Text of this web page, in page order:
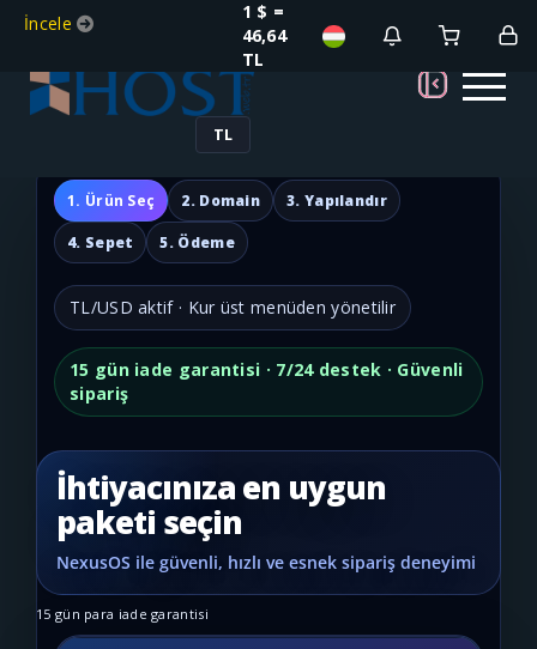
İncele
1 $ =
46,64
TL
TL
1. Ürün Seç 2. Domain 3. Yapılandır
4. Sepet 5. Ödeme
TL/USD aktif · Kur üst menüden yönetilir
15 gün iade garantisi · 7/24 destek · Güvenli
sipariş
İhtiyacınıza en uygun
paketi seçin
15 gün para iade garantisi